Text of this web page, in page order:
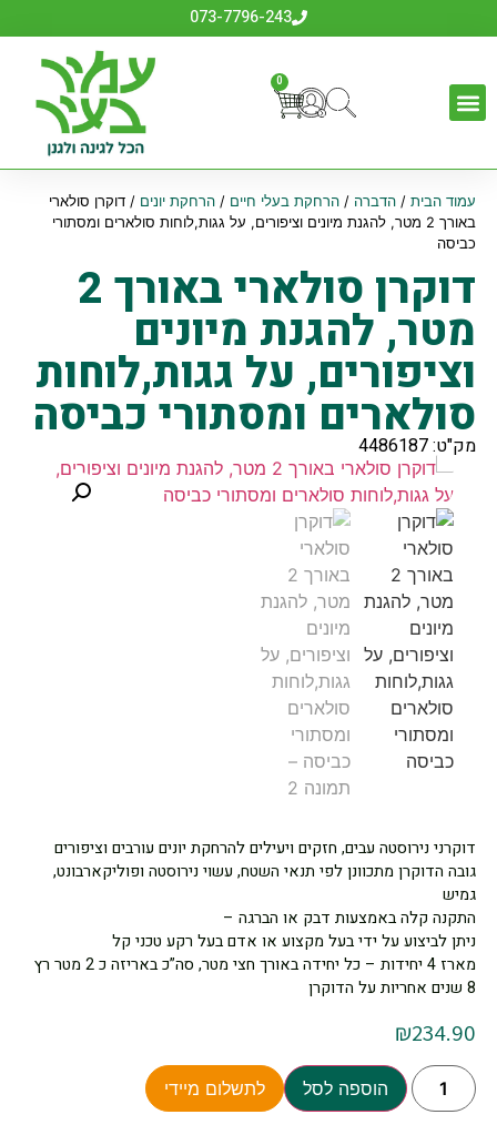
073-7796-243
0
עמוד הבית/ הדברה / הרחקת בעלי חיים / הרחקת יונים / דוקרן סולארי
באורך 2 מטר, להגנת מיונים וציפורים, על גגות,לוחות סולארים ומסתורי
כביסה
דוקרן סולארי באורך 2
מטר, להגנת מיונים
וציפורים, על גגות,לוחות
סולארים ומסתורי כביסה
מק"ט: 4486187
דוקרני נירוסטה עבים, חזקים ויעילים להרחקת יונים עורבים וציפורים
גובה הדוקרן מתכוונן לפי תנאי השטח, עשוי נירוסטה ופוליקארבונט,
גמיש
התקנה קלה באמצעות דבק או הברגה –
ניתן לביצוע על ידי בעל מקצוע או אדם בעל רקע טכני קל
מארז 4 יחידות – כל יחידה באורך חצי מטר, סה”כ באריזה כ 2 מטר רץ
8 שנים אחריות על הדוקרן
₪234.90
הוספה לסל לתשלום מיידי